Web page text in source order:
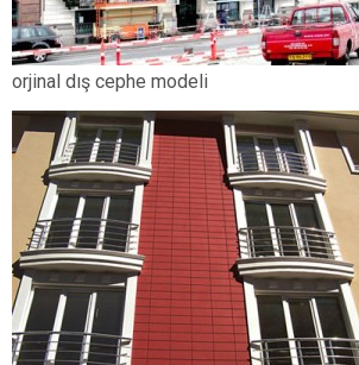
orjinal dış cephe modeli